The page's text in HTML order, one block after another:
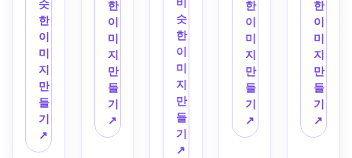
프레
젠테
이션
이 있
는 깔
끔한
아이
보리
배경
으로
이니
셜 A
와 R
을 사
용하
여 현
대적
인 모
프화
이트
팔레
트,
거친
스트
리트
웨어
에너
명함
에 적
합한
세련
된 프
리미
엄 브
랜딩
입감
있게
만드
는 영
화 같
은 대
비를
사용
젠타
글로
우,
어두
운 도
시-밤
배경,
중앙
포스
슷
한
이
미
지
만
들
기
↗
렌지,
머스
타드,
브라
운 팔
레트,
장난
스러
운 중
한
이
미
지
만
들
기
↗
실 타
이포
그래
피 로
고를
디자
인하
세요.
산업
비
슷
한
이
미
지
만
들
기
↗
흰색
스튜
디오
배경,
균형
잡힌
구성,
시원
한 중
한
이
미
지
만
들
기
↗
모노
크롬
팔레
트,
깔끔
한 잡
지 스
타일
레이
한
이
미
지
만
들
기
↗